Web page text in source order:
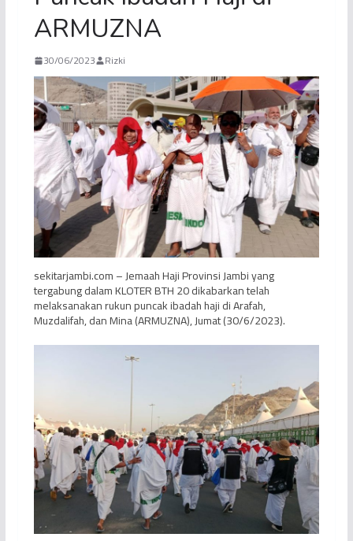
ARMUZNA
30/06/2023 Rizki
sekitarjambi.com – Jemaah Haji Provinsi Jambi yang
tergabung dalam KLOTER BTH 20 dikabarkan telah
melaksanakan rukun puncak ibadah haji di Arafah,
Muzdalifah, dan Mina (ARMUZNA), Jumat (30/6/2023).